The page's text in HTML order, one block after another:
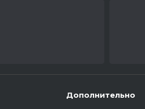
Дополнительно